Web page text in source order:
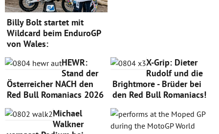
Billy Bolt startet mit
Wildcard beim EnduroGP
von Wales:
HEWR:
Stand der
Österreicher NACH den
Red Bull Romaniacs 2026
X-Grip: Dieter
Rudolf und die
Brightmore - Brüder bei
den Red Bull Romaniacs!
Michael
Walkner